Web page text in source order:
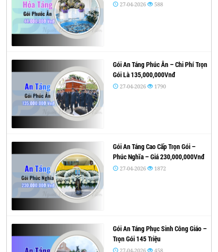
27-04-2026 588
Gói An Táng Phúc Ân – Chi Phí Trọn
Gói Là 135,000,000Vnđ
27-04-2026 1790
Gói An Táng Cao Cấp Trọn Gói –
Phúc Nghĩa – Giá 230,000,000Vnđ
27-04-2026 1872
Gói An Táng Phục Sinh Công Giáo –
Trọn Gói 145 Triệu
27-04-2026 458